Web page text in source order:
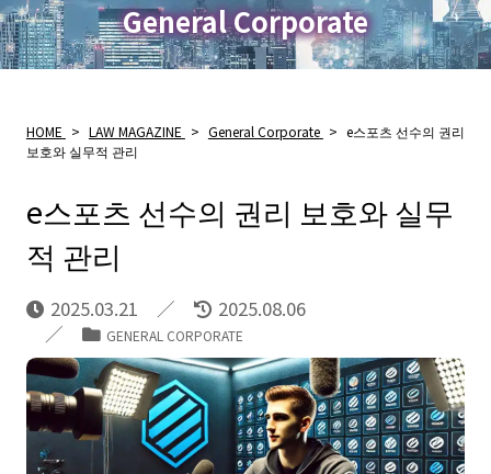
General Corporate
HOME > LAW MAGAZINE > General Corporate > e스포츠 선수의 권리
보호와 실무적 관리
e스포츠 선수의 권리 보호와 실무
적 관리
2025.03.21 2025.08.06
GENERAL CORPORATE